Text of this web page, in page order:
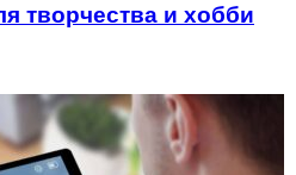
творчества и хобби